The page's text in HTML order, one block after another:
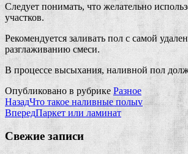
Следует понимать, что желательно
участков.
Рекомендуется заливать пол с самой
разглаживанию смеси.
В процессе высыхания, наливной пол
Опубликовано в рубрике Разное
НазадЧто такое наливные полыv
ВпередПаркет или ламинат
Свежие записи